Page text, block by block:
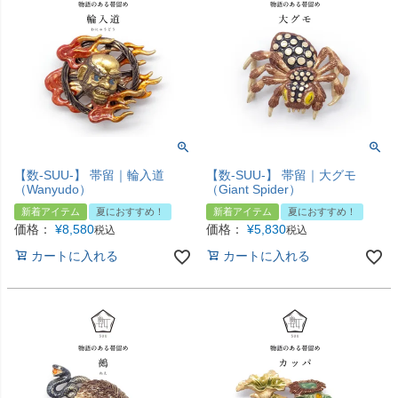
【数-SUU-】 帯留｜輪入道
（Wanyudo）
新着アイテム 夏におすすめ！
価格： ¥8,580税込
カートに入れる
【数-SUU-】 帯留｜大グモ
（Giant Spider）
新着アイテム 夏におすすめ！
価格： ¥5,830税込
カートに入れる